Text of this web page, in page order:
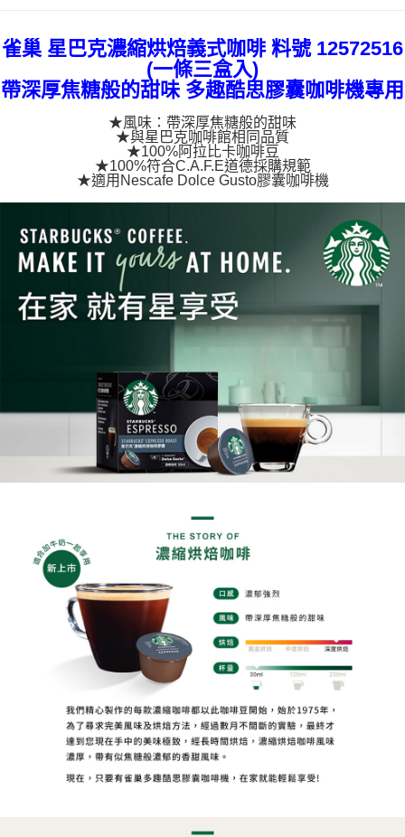
雀巢 星巴克濃縮烘焙義式咖啡 料號 12572516
(一條三盒入)
帶深厚焦糖般的甜味 多趣酷思膠囊咖啡機專用
★風味：帶深厚焦糖般的甜味
★與星巴克咖啡館相同品質
★100%阿拉比卡咖啡豆
★100%符合C.A.F.E道德採購規範
★適用Nescafe Dolce Gusto膠囊咖啡機